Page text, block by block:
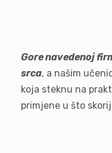
Gore navedenoj
srca, a našim
koja steknu na
primjene u što